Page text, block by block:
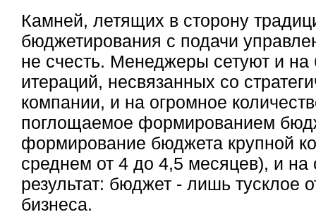
Камней, летящих в сторону
бюджетирования с подачи
не счесть. Менеджеры сетуют и на
итераций, несвязанных со
компании, и на огромное
поглощаемое формированием
формирование бюджета крупной
среднем от 4 до 4,5 месяцев), и
результат: бюджет - лишь тусклое
бизнеса.